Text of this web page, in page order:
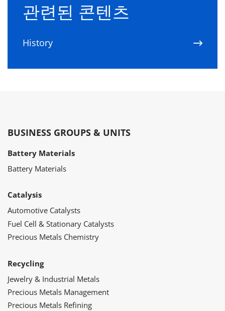
관련된 콘텐츠
History
BUSINESS GROUPS & UNITS
Battery Materials
Battery Materials
Catalysis
Automotive Catalysts
Fuel Cell & Stationary Catalysts
Precious Metals Chemistry
Recycling
Jewelry & Industrial Metals
Precious Metals Management
Precious Metals Refining